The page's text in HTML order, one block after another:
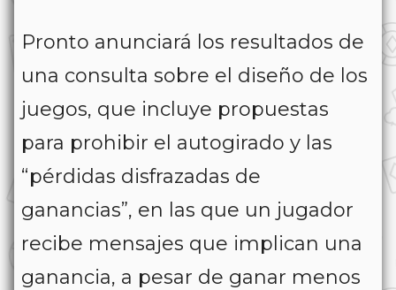
Pronto anunciará los resultados de
una consulta sobre el diseño de los
juegos, que incluye propuestas
para prohibir el autogirado y las
“pérdidas disfrazadas de
ganancias”, en las que un jugador
recibe mensajes que implican una
ganancia, a pesar de ganar menos